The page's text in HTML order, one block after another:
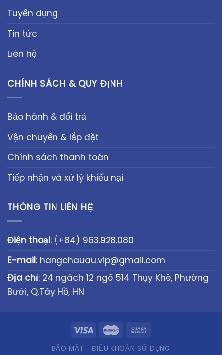
Tuyển dụng
Tin tức
Liên hệ
CHÍNH SÁCH & QUY ĐỊNH
Bảo hành & đổi trả
Vận chuyển & lắp đặt
Chính sách thanh toán
Tiếp nhận và xử lý khiếu nại
THÔNG TIN LIÊN HỆ
Điện thoại: (+84) 963.928.080
E-mail: hangchauau.vip@gmail.com
Địa chỉ: 24 ngách 12 ngõ 514 Thụy Khê, Phường
Bưởi, Q.Tây Hồ, HN
BẢO MẬT ĐIỀU KHOẢN SỬ DỤNG